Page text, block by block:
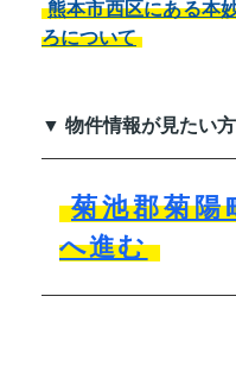
熊本市西区にある本
ろについて
▼ 物件情報が見たい
菊池郡菊陽
へ進む